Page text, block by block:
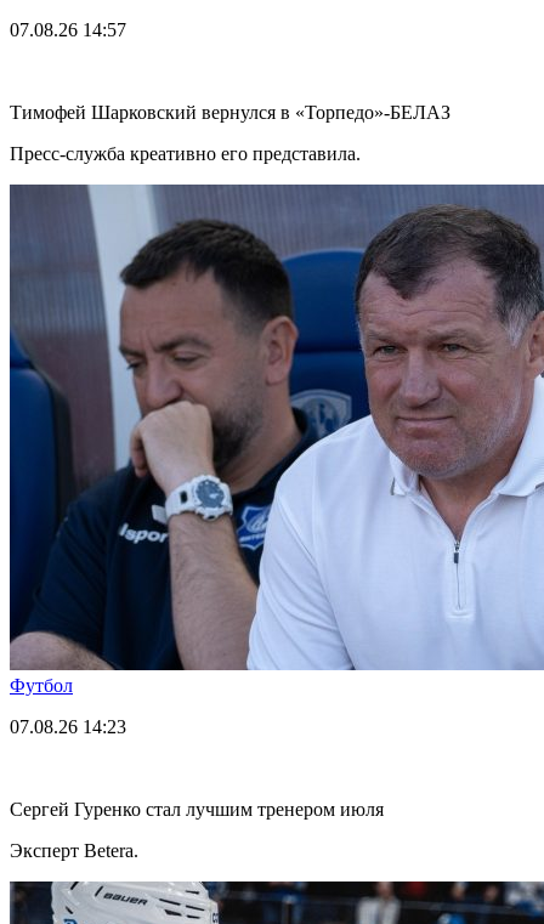
07.08.26 14:57
Тимофей Шарковский вернулся в «Торпедо»-БЕЛАЗ
Пресс-служба креативно его представила.
Футбол
07.08.26 14:23
Сергей Гуренко стал лучшим тренером июля
Эксперт Betera.